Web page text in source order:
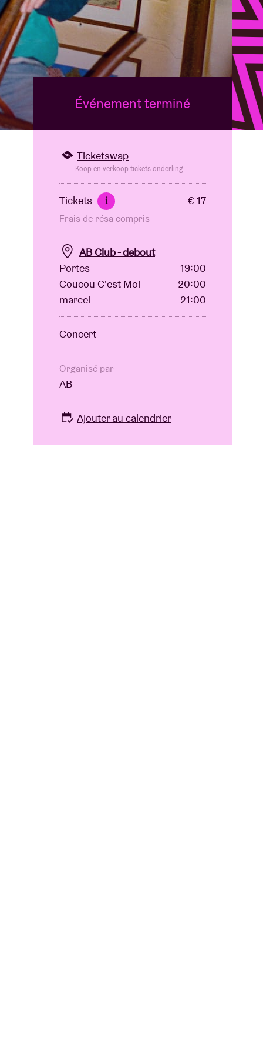
Événement terminé
Ticketswap
Koop en verkoop tickets onderling
Tickets i € 17
Frais de résa compris
AB Club - debout
Portes
19:00
Coucou C'est Moi
20:00
marcel
21:00
Concert
Organisé par
AB
Ajouter au calendrier